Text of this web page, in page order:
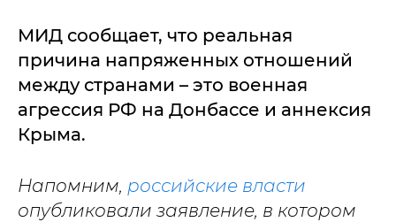
МИД сообщает, что реальная
причина напряженных отношений
между странами – это военная
агрессия РФ на Донбассе и аннексия
Крыма.
Напомним, российские власти
опубликовали заявление, в котором